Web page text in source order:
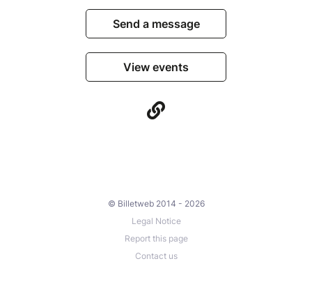
Send a message
View events
© Billetweb 2014 - 2026
Legal Notice
Report this page
Contact us